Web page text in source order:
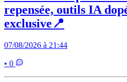
repensée, outils IA
exclusive📍
07/08/2026 à 21:44
• 0